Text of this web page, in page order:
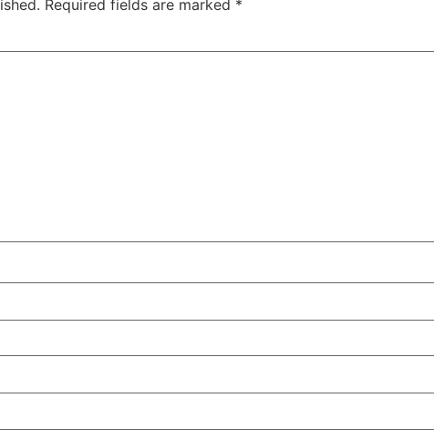
Required fields are marked *